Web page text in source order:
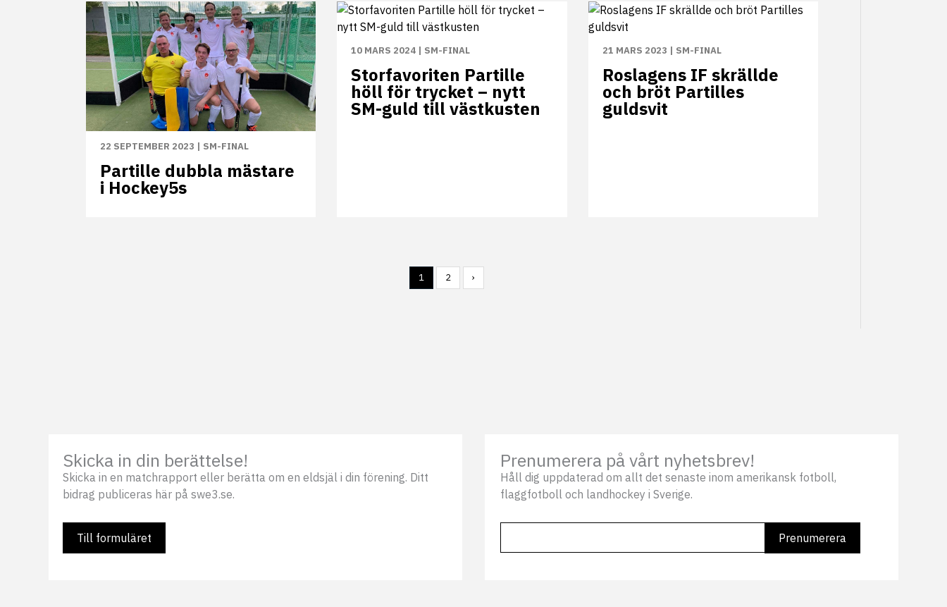
22 SEPTEMBER 2023 | SM-FINAL
Partille dubbla mästare
i Hockey5s
10 MARS 2024 | SM-FINAL
Storfavoriten Partille
höll för trycket – nytt
SM-guld till västkusten
21 MARS 2023 | SM-FINAL
Roslagens IF skrällde
och bröt Partilles
guldsvit
1 2 ›
Skicka in din berättelse!
Skicka in en matchrapport eller berätta om en eldsjäl i din förening. Ditt
bidrag publiceras här på swe3.se.
Till formuläret
Prenumerera på vårt nyhetsbrev!
Håll dig uppdaterad om allt det senaste inom amerikansk fotboll,
flaggfotboll och landhockey i Sverige.